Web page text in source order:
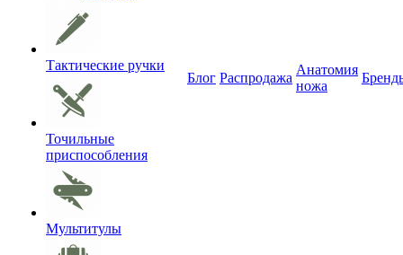
Тактические ручки
Точильные
приспособления
Мультитулы
Блог Распродажа
Анатомия
ножа